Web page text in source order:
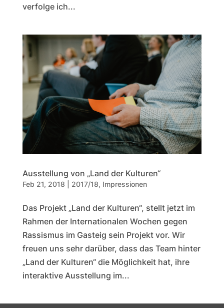
verfolge ich...
Ausstellung von „Land der Kulturen“
Feb 21, 2018 2017/18, Impressionen
Das Projekt „Land der Kulturen“, stellt jetzt im
Rahmen der Internationalen Wochen gegen
Rassismus im Gasteig sein Projekt vor. Wir
freuen uns sehr darüber, dass das Team hinter
„Land der Kulturen“ die Möglichkeit hat, ihre
interaktive Ausstellung im...